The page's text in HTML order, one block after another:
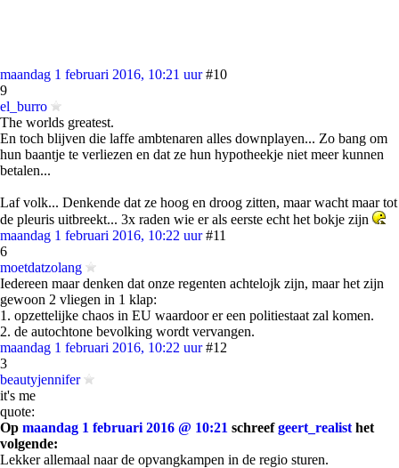
maandag 1 februari 2016, 10:21 uur #10
9
el_burro
The worlds greatest.
En toch blijven die laffe ambtenaren alles downplayen... Zo bang om
hun baantje te verliezen en dat ze hun hypotheekje niet meer kunnen
betalen...
Laf volk... Denkende dat ze hoog en droog zitten, maar wacht maar tot
de pleuris uitbreekt... 3x raden wie er als eerste echt het bokje zijn
maandag 1 februari 2016, 10:22 uur #11
6
moetdatzolang
Iedereen maar denken dat onze regenten achtelojk zijn, maar het zijn
gewoon 2 vliegen in 1 klap:
1. opzettelijke chaos in EU waardoor er een politiestaat zal komen.
2. de autochtone bevolking wordt vervangen.
maandag 1 februari 2016, 10:22 uur #12
3
beautyjennifer
it's me
quote:
Op maandag 1 februari 2016 @ 10:21 schreefgeert_realist het
volgende:
Lekker allemaal naar de opvangkampen in de regio sturen.